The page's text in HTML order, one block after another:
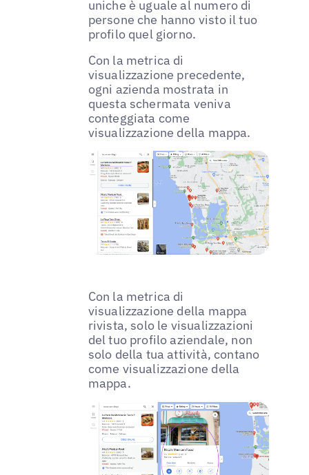
uniche è uguale al numero di
persone che hanno visto il tuo
profilo quel giorno.
Con la metrica di
visualizzazione precedente,
ogni azienda mostrata in
questa schermata veniva
conteggiata come
visualizzazione della mappa.
Con la metrica di
visualizzazione della mappa
rivista, solo le visualizzazioni
del tuo profilo aziendale, non
solo della tua attività, contano
come visualizzazione della
mappa.